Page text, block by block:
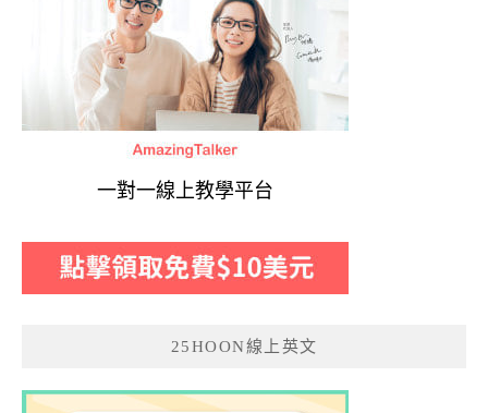
一對一線上教學平台
25HOON線上英文